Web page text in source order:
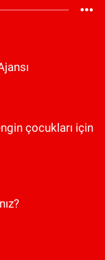
çocukları için